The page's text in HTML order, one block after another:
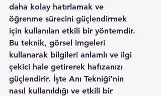
daha kolay hatırlamak ve
öğrenme sürecini güçlendirmek
için kullanılan etkili bir yöntemdir.
Bu teknik, görsel imgeleri
kullanarak bilgileri anlamlı ve ilgi
çekici hale getirerek hafızanızı
güçlendirir. İşte Anı Tekniği'nin
nasıl kullanıldığı ve etkili bir